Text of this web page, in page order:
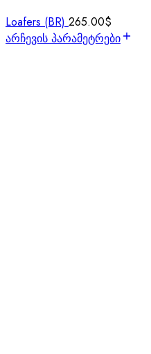
Loafers (BR) 265.00$
არჩევის პარამეტრები